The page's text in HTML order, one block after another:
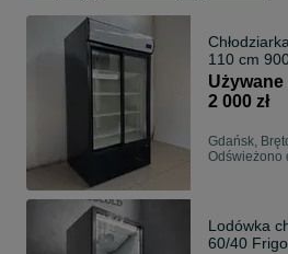
110 cm
Używane
2 000 zł
Gdańsk,
Odświeżono
Lodówka